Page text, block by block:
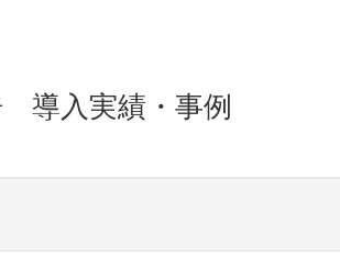
導入実績・事例